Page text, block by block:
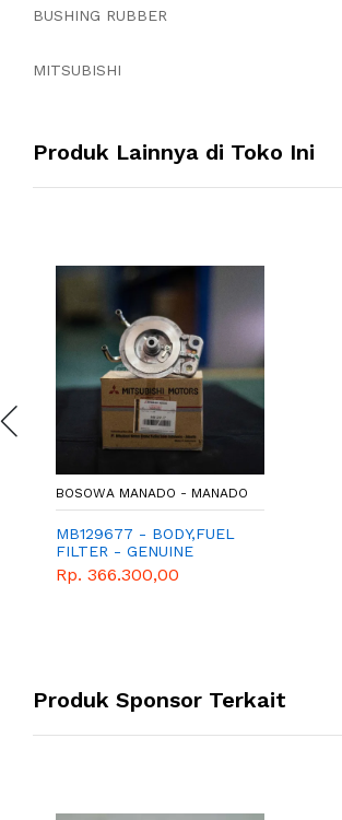
BUSHING RUBBER
MITSUBISHI
Produk Lainnya di Toko Ini
BOSOWA MANADO - MANADO
MB129677 - BODY,FUEL
FILTER - GENUINE
SPAREPART MITSUBISHI
Rp. 366.300,00
Produk Sponsor Terkait